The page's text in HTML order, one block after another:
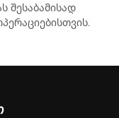
შესაბამისად